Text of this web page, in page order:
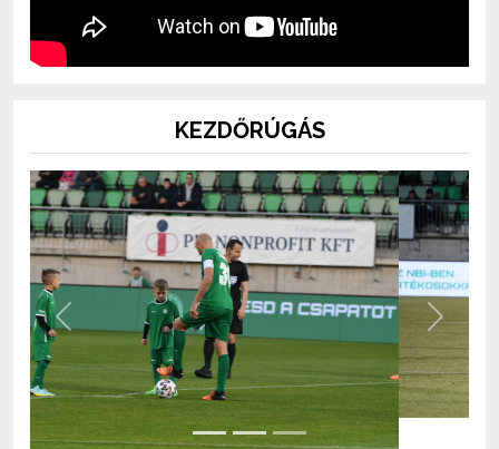
KEZDŐRÚGÁS
Previous Next